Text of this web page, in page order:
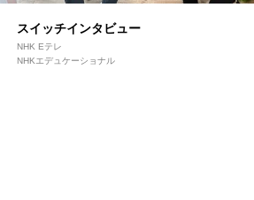
スイッチインタビュー
NHK Eテレ
NHKエデュケーショナル